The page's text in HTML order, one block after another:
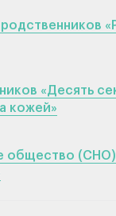
«Десять
кожей»
общество